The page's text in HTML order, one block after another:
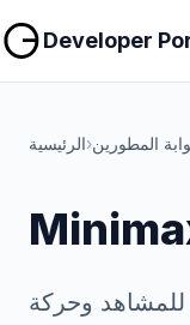
Developer
الرئيسية›المطورين
للمشاهد وحركة